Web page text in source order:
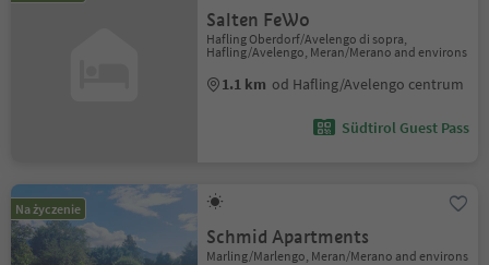
Salten FeWo
Hafling Oberdorf/Avelengo di sopra,
Hafling/Avelengo, Meran/Merano and environs
1.1 km od Hafling/Avelengo centrum
Südtirol Guest Pass
Na życzenie
Schmid Apartments
Marling/Marlengo, Meran/Merano and environs